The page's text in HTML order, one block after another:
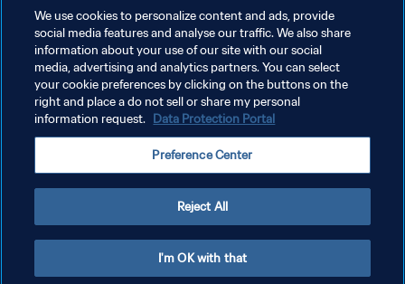
20:00 (ora locale).
PRIVACY POLICY
GESTISCI LE TUE PREFERENZE PER I COOKIES
Copyright © 1994 - 2026 FIFA. Tutti i diritti riservati.
We use cookies to personalize content and ads, provide
social media features and analyse our traffic. We also share
information about your use of our site with our social
media, advertising and analytics partners. You can select
your cookie preferences by clicking on the buttons on the
right and place a do not sell or share my personal
information request. Data Protection Portal
Preference Center
Reject All
I'm OK with that